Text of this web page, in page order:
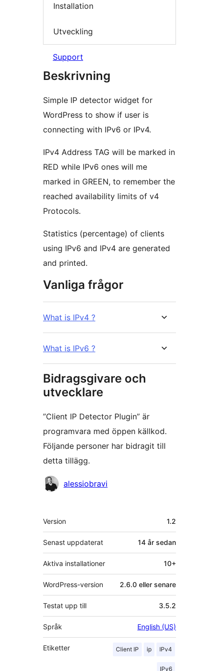
Installation
Utveckling
Support
Beskrivning
Simple IP detector widget for
WordPress to show if user is
connecting with IPv6 or IPv4.
IPv4 Address TAG will be marked in
RED while IPv6 ones will me
marked in GREEN, to remember the
reached availability limits of v4
Protocols.
Statistics (percentage) of clients
using IPv6 and IPv4 are generated
and printed.
Vanliga frågor
What is IPv4 ?
What is IPv6 ?
Bidragsgivare och
utvecklare
”Client IP Detector Plugin” är
programvara med öppen källkod.
Följande personer har bidragit till
detta tillägg.
Bidragande
alessiobravi
Meta
Version 1.2
Senast uppdaterat 14 år sedan
Aktiva installationer 10+
WordPress-version 2.6.0 eller senare
Testat upp till 3.5.2
Språk English (US)
Etiketter Client IP ip IPv4
IPv6